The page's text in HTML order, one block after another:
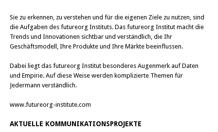
Sie zu erkennen, zu verstehen und für die eigenen Ziele zu nutzen, sind
die Aufgaben des futureorg Instituts. Das futureorg Institut macht die
Trends und Innovationen sichtbar und verständlich, die Ihr
Geschäftsmodell, Ihre Produkte und Ihre Märkte beeinflussen.
Dabei liegt das futureorg Institut besonderes Augenmerk auf Daten
und Empirie. Auf diese Weise werden komplizierte Themen für
Jedermann verständlich.
www.futureorg-institute.com
AKTUELLE KOMMUNIKATIONSPROJEKTE